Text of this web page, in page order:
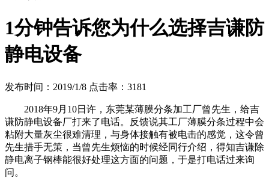
1分钟告诉您为什么选择吉谦防
静电设备
发布时间：2019/1/8 点击率： 3181
2018年9月10日许，东莞某薄膜分条加工厂曾先生，给吉
谦防静电设备厂打来了电话。反馈说其工厂薄膜分条过程中会
粘附大量灰尘很难清理，与身体接触有被电击的感觉，这令曾
先生措手无策，当曾先生烦恼的时候经同行介绍，得知吉谦除
静电离子钢棒能很好处理这方面的问题，于是打电话过来询
问。